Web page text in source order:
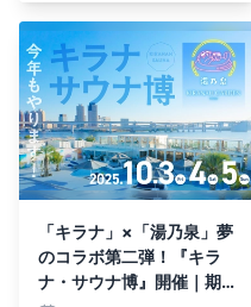
「キラナ」×「湯乃泉」夢
のコラボ第二弾！『キラ
ナ・サウナ博』開催｜期